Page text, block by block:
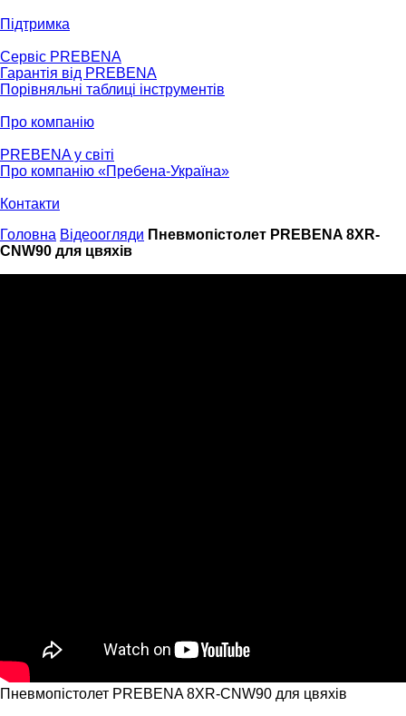
Підтримка
Сервіс PREBENA
Гарантія від PREBENA
Порівняльні таблиці інструментів
Про компанію
PREBENA у світі
Про компанію «Пребена-Україна»
Контакти
Головна Відеоогляди Пневмопістолет PREBENA 8XR-
CNW90 для цвяхів
Пневмопістолет PREBENA 8XR-CNW90 для цвяхів